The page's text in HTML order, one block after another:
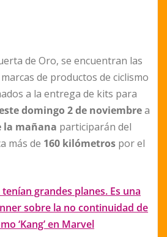
de Oro, se encuentran las
de productos de ciclismo
a la entrega de kits para
domingo 2 de noviembrea
la mañana participarán del
más de 160 kilómetros por el
tenían grandes planes. Es una
sobre la no continuidad de
‘Kang’ en Marvel